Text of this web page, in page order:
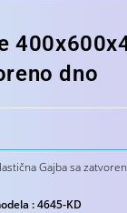
dno
Gajba sa
: 4645-KD